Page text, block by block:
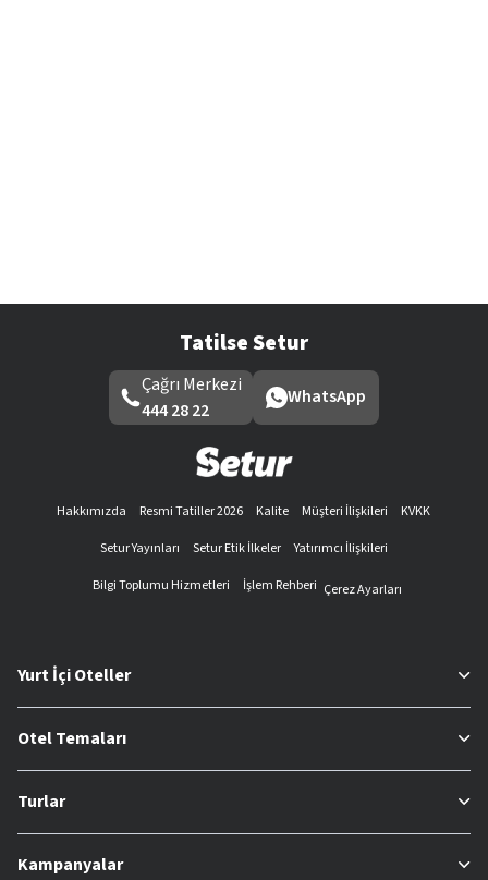
Tatilse Setur
Çağrı Merkezi
444 28 22
WhatsApp
Hakkımızda Resmi Tatiller 2026 Kalite Müşteri İlişkileri
KVKK
Setur Yayınları
Setur Etik İlkeler
Yatırımcı İlişkileri
Bilgi Toplumu Hizmetleri
İşlem Rehberi Çerez Ayarları
Yurt İçi Oteller
Otel Temaları
Turlar
Kampanyalar